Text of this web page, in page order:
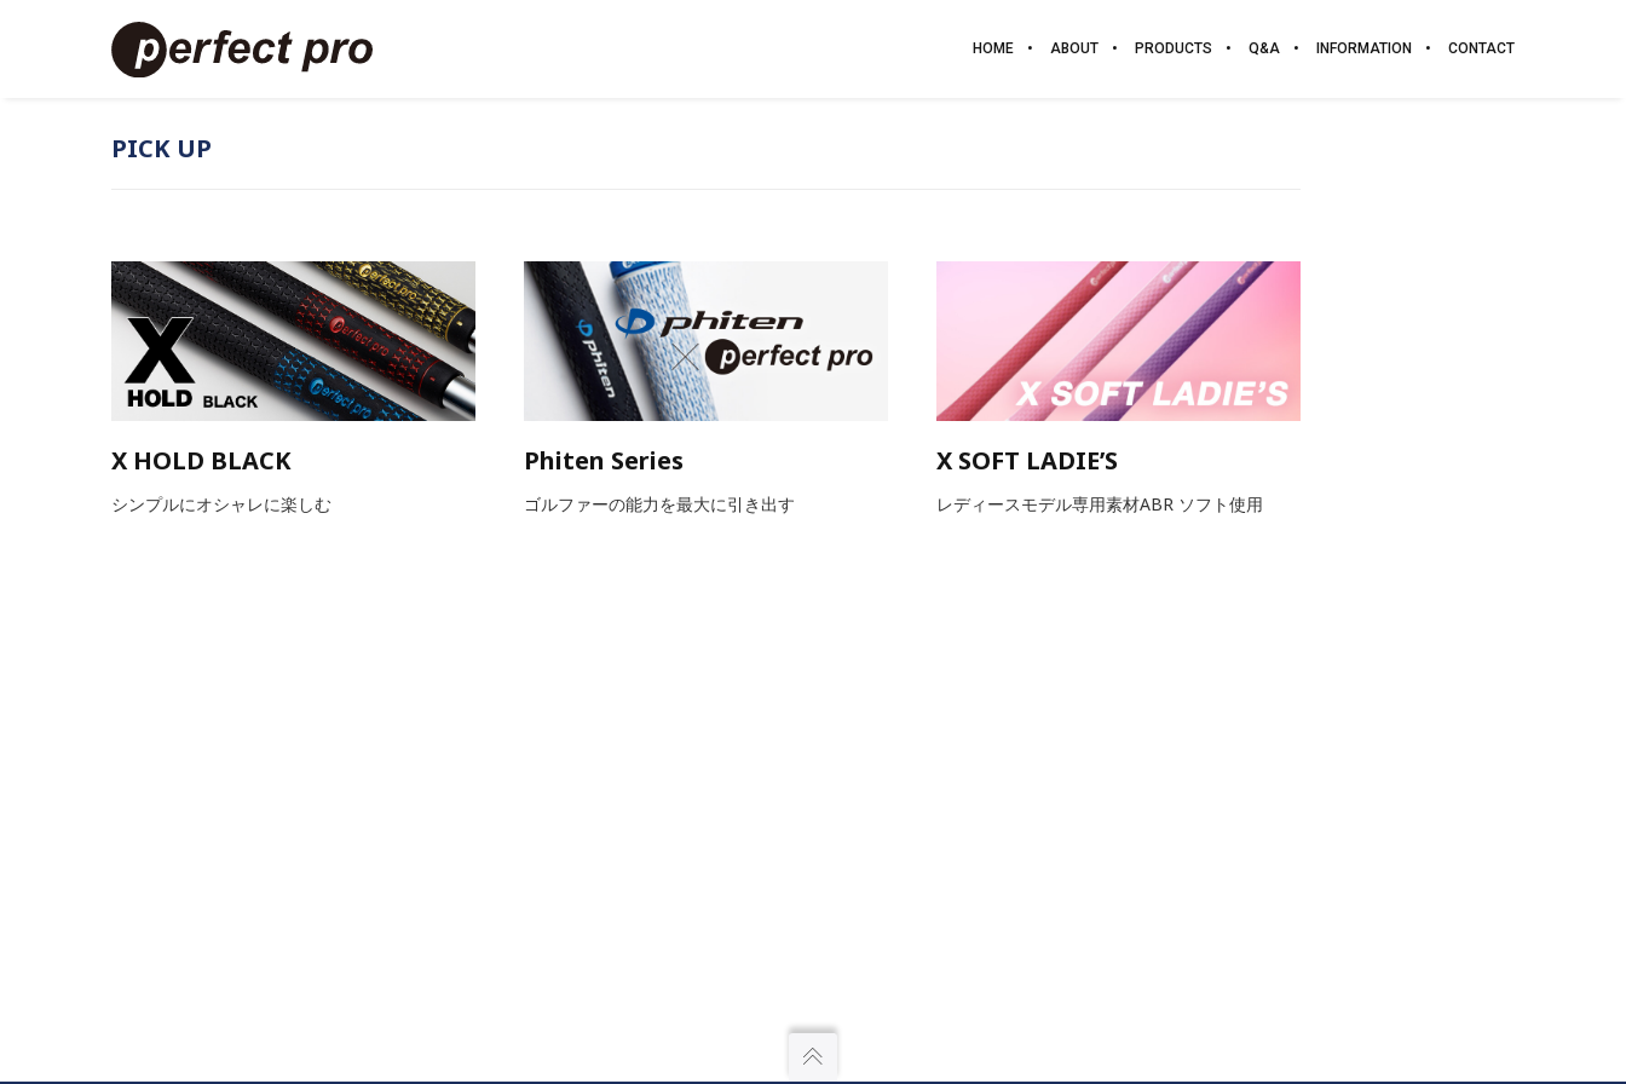
HOME ABOUT PRODUCTS Q&A INFORMATION CONTACT
PICK UP
X HOLD BLACK
シンプルにオシャレに楽しむ
Phiten Series
ゴルファーの能力を最大に引き出す
X SOFT LADIE’S
レディースモデル専用素材ABR ソフト使用